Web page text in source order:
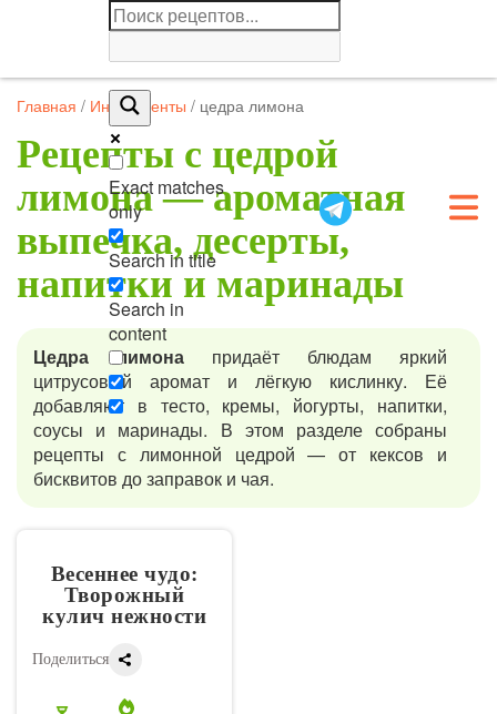
Exact matches
only
Search in title
Search in
content
Главная / Ингредиенты / цедра лимона
Рецепты с цедрой
лимона — ароматная
выпечка, десерты,
напитки и маринады
Цедра лимона придаёт блюдам яркий
цитрусовый аромат и лёгкую кислинку. Её
добавляют в тесто, кремы, йогурты, напитки,
соусы и маринады. В этом разделе собраны
рецепты с лимонной цедрой — от кексов и
бисквитов до заправок и чая.
Весеннее чудо:
Творожный
кулич нежности
Поделиться